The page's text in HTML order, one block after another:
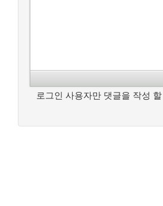
로그인 사용자만 댓글을 작성